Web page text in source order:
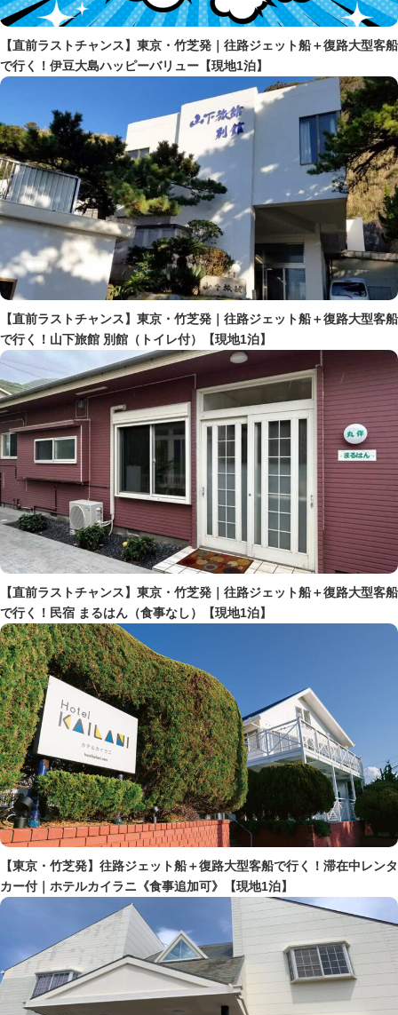
【直前ラストチャンス】東京・竹芝発｜往路ジェット船＋復路大型客船
で行く！伊豆大島ハッピーバリュー【現地1泊】
【直前ラストチャンス】東京・竹芝発｜往路ジェット船＋復路大型客船
で行く！山下旅館 別館（トイレ付）【現地1泊】
【直前ラストチャンス】東京・竹芝発｜往路ジェット船＋復路大型客船
で行く！民宿 まるはん（食事なし）【現地1泊】
【東京・竹芝発】往路ジェット船＋復路大型客船で行く！滞在中レンタ
カー付｜ホテルカイラニ《食事追加可》【現地1泊】